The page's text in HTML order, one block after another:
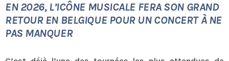
EN 2026, L’ICÔNE MUSICALE FERA SON GRAND
RETOUR EN BELGIQUE POUR UN CONCERT À NE
PAS MANQUER